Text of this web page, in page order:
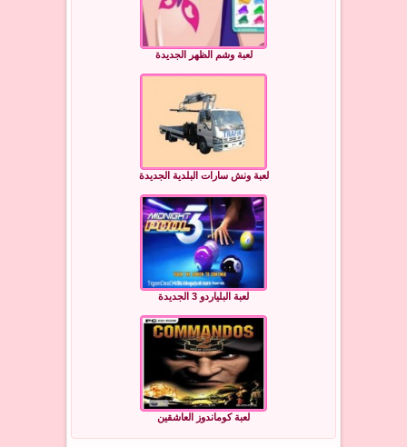
لعبة وشم الظهر الجديدة
لعبة ونش سارات البلدية الجديدة
لعبة البلياردو 3 الجديدة
لعبة كوماندوز العاشقين